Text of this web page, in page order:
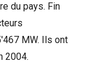
du pays. Fin
MW. Ils ont
2004.